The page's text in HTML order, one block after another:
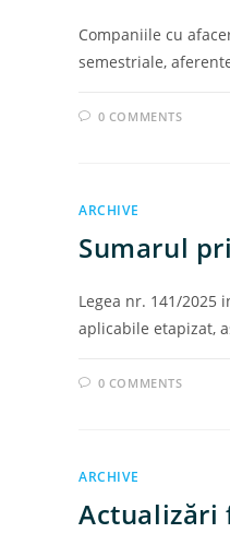
Companiile cu
semestriale,
0 COMMENTS
ARCHIVE
Sumarul
Legea nr. 141/2025
aplicabile etapizat,
0 COMMENTS
ARCHIVE
Actualizări